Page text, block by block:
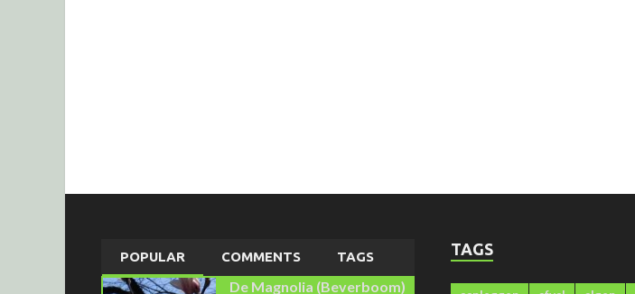
POPULAR COMMENTS TAGS
De Magnolia (Beverboom)
TAGS